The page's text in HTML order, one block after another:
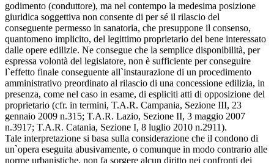
godimento (conduttore), ma nel contempo la medesima posizione
giuridica soggettiva non consente di per sé il rilascio del
conseguente permesso in sanatoria, che presuppone il consenso,
quantomeno implicito, del legittimo proprietario del bene interessato
dalle opere edilizie. Ne consegue che la semplice disponibilità, per
espressa volontà del legislatore, non è sufficiente per conseguire
l`effetto finale conseguente all`instaurazione di un procedimento
amministrativo preordinato al rilascio di una concessione edilizia, in
presenza, come nel caso in esame, di espliciti atti di opposizione del
proprietario (cfr. in termini, T.A.R. Campania, Sezione III, 23
gennaio 2009 n.315; T.A.R. Lazio, Sezione II, 3 maggio 2007
n.3917; T.A.R. Catania, Sezione I, 8 luglio 2010 n.2911).
Tale interpretazione si basa sulla considerazione che il condono di
un`opera eseguita abusivamente, o comunque in modo contrario alle
norme urbanistiche, non fa sorgere alcun diritto nei confronti dei